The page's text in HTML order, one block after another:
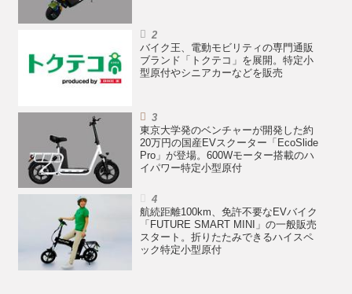
バイク王、電動モビリティの専門通販
ブランド「トクテコ」を展開。特定小
型原付やシニアカーなどを販売
東京大学発のベンチャーが開発した約
20万円の国産EVスクーター「EcoSlide
Pro」が登場。600Wモーター搭載のハ
イパワー特定小型原付
航続距離100km、免許不要なEVバイク
「FUTURE SMART MINI」の一般販売
スタート。折りたたみできるハイスペ
ック特定小型原付